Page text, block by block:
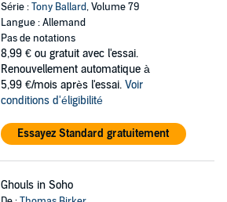
Série :Tony Ballard, Volume 79
Langue : Allemand
Pas de notations
8,99 € ou gratuit avec l'essai.
Renouvellement automatique à
5,99 €/mois après l'essai. Voir
conditions d'éligibilité
Essayez Standard gratuitement
Ghouls in Soho